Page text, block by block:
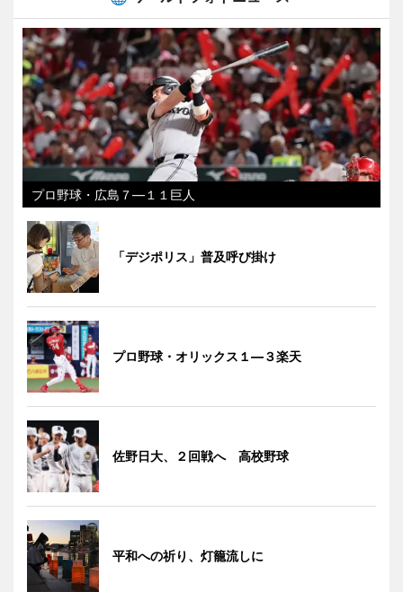
プロ野球・広島７―１１巨人
「デジポリス」普及呼び掛け
プロ野球・オリックス１―３楽天
佐野日大、２回戦へ 高校野球
平和への祈り、灯籠流しに